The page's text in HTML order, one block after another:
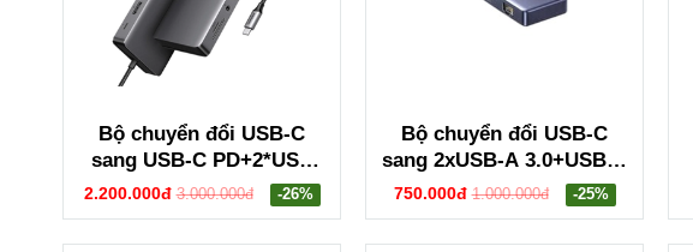
Bộ chuyển đổi USB-C
sang USB-C PD+2*USB
3.2+USB-C 3.2+2*USB
3.0+RJ45+2*HDMI+DP+SD
/TF+3.5mm hỗ trợ 4K
2.200.000đ 3.000.000đ -26%
Bộ chuyển đổi USB-C
sang 2xUSB-A 3.0+USB-A
2.0+USB-C
3.0+HDMI+LAN hỗ trợ 4K
Ugreen 45155 CM888
750.000đ 1.000.000đ -25%